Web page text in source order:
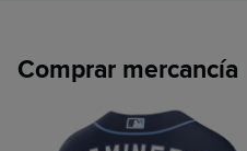
Comprar mercancía